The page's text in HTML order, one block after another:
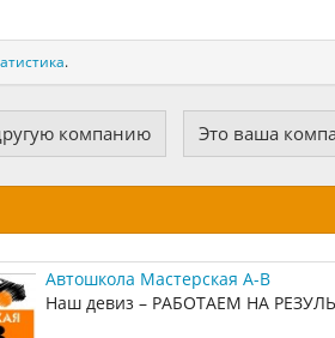
.
компанию Это ваша
Автошкола Мастерская А-В
Наш девиз – РАБОТАЕМ НА